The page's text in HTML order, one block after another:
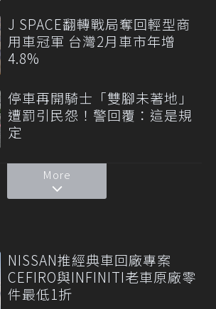
J SPACE翻轉戰局奪回輕型商
用車冠軍 台灣2月車市年增
4.8%
停車再開騎士「雙腳未著地」
遭罰引民怨！警回覆：這是規
定
More
NISSAN推經典車回廠專案
CEFIRO與INFINITI老車原廠零
件最低1折